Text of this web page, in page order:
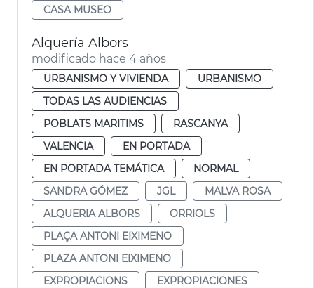
CASA MUSEO
Alquería Albors
modificado hace 4 años
URBANISMO Y VIVIENDA
URBANISMO
TODAS LAS AUDIENCIAS
POBLATS MARITIMS
RASCANYA
VALENCIA
EN PORTADA
EN PORTADA TEMÁTICA
NORMAL
SANDRA GÓMEZ
JGL
MALVA ROSA
ALQUERIA ALBORS
ORRIOLS
PLAÇA ANTONI EIXIMENO
PLAZA ANTONI EIXIMENO
EXPROPIACIONS
EXPROPIACIONES